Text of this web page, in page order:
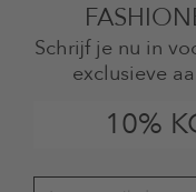
Schrijf je nu in
exclusieve
10%